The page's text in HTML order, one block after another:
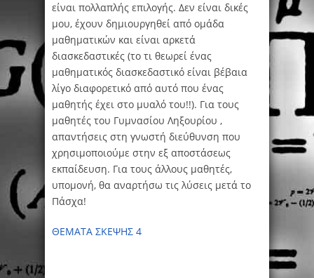
είναι πολλαπλής επιλογής. Δεν είναι δικές
μου, έχουν δημιουργηθεί από ομάδα
μαθηματικών και είναι αρκετά
διασκεδαστικές (το τι θεωρεί ένας
μαθηματικός διασκεδαστικό είναι βέβαια
λίγο διαφορετικό από αυτό που ένας
μαθητής έχει στο μυαλό του!!). Για τους
μαθητές του Γυμνασίου Ληξουρίου ,
απαντήσεις στη γνωστή διεύθυνση που
χρησιμοποιούμε στην εξ αποστάσεως
εκπαίδευση. Για τους άλλους μαθητές,
υπομονή, θα αναρτήσω τις λύσεις μετά το
Πάσχα!
ΘΕΜΑΤΑ ΣΚΕΨΗΣ 4